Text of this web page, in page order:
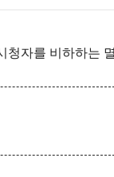
청자를 비하하는